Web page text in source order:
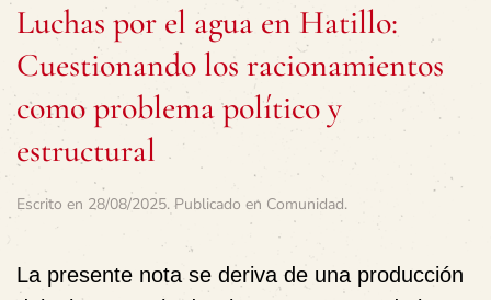
Luchas por el agua en Hatillo:
Cuestionando los racionamientos
como problema político y
estructural
Escrito en 28/08/2025. Publicado en Comunidad.
La presente nota se deriva de una producción